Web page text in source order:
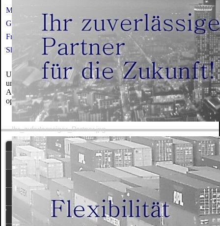
Ihr_zuferlaessiger_Partner.jpg
Manager,
Geschäftsführungen in Deutschland, Schweiz, Italien und
Frankreich, ebenso Chicago, Delhi, Dubai, Hong Kong, Marokko,
Shanghai.
Unser Vorteil ist die individuelle Beratung unserer Mandanten und
unserer Kandidaten. Wir begleiten den Kandidaten und den
Auftraggeber auch während der Einarbeitungsphase. Die Vakanz
optimal zu besetzen, ist unser Ziel.
Home
Über uns
Stellenangebote
Kandidaten